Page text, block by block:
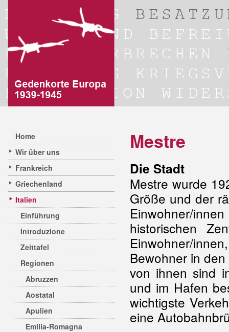
Home
Wir über uns
Frankreich
Griechenland
Italien
Einführung
Introduzione
Zeittafel
Regionen
Abruzzen
Aostatal
Apulien
Emilia-Romagna
Mestre
Die Stadt
Mestre wurde
Größe und der
Einwohner/
historischen
Einwohner/
Bewohner in
von ihnen sind
und im Hafen
wichtigste
eine